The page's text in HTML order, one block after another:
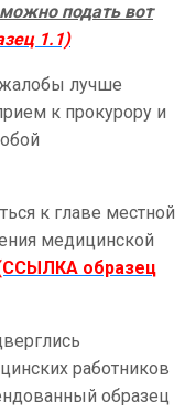
подать вот
1.1)
жалобы лучше
к прокурору и
к главе местной
медицинской
образец
работников
образец